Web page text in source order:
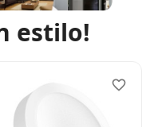
estilo!
favorite_border